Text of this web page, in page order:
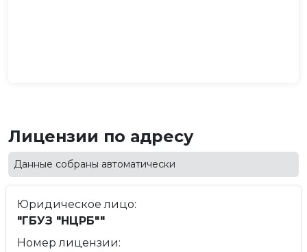
Лицензии по адресу
Данные собраны автоматически
Юридическое лицо:
"ГБУЗ "НЦРБ""
Номер лицензии: